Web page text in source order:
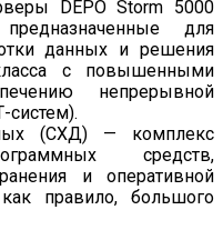
DEPO Storm 5000
для
данных и решения
с повышенными
непрерывной
систем).
(СХД) — комплекс
средств,
и оперативной
правило, большого